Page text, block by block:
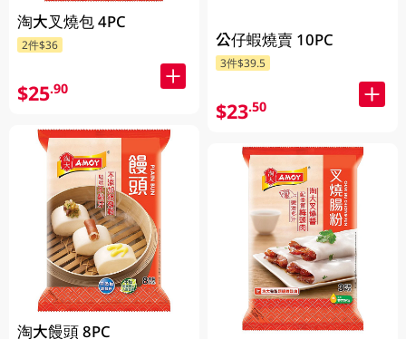
淘大叉燒包 4PC
2件$36
$25.90
淘大饅頭 8PC
公仔蝦燒賣 10PC
3件$39.5
$23.50